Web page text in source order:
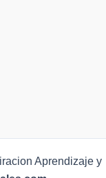
Aprendizaje y